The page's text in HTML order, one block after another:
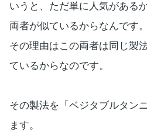
いうと、ただ単に人気がある
両者が似ているからなんです。
その理由はこの両者は同じ製
ているからなのです。
その製法を「ベジタブルタン
ます。